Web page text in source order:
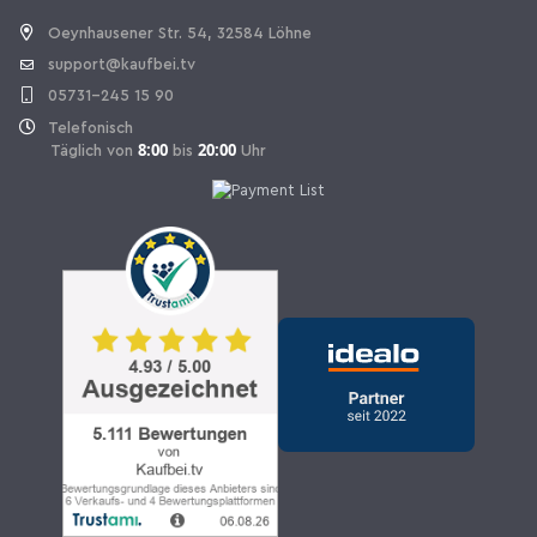
Oeynhausener Str. 54, 32584 Löhne
support@kaufbei.tv
05731-245 15 90
Telefonisch
Täglich von 8:00 bis 20:00 Uhr